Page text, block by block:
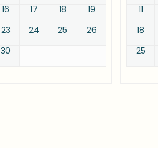
16 17 18
19
23 24 25
26
30
11
18
25